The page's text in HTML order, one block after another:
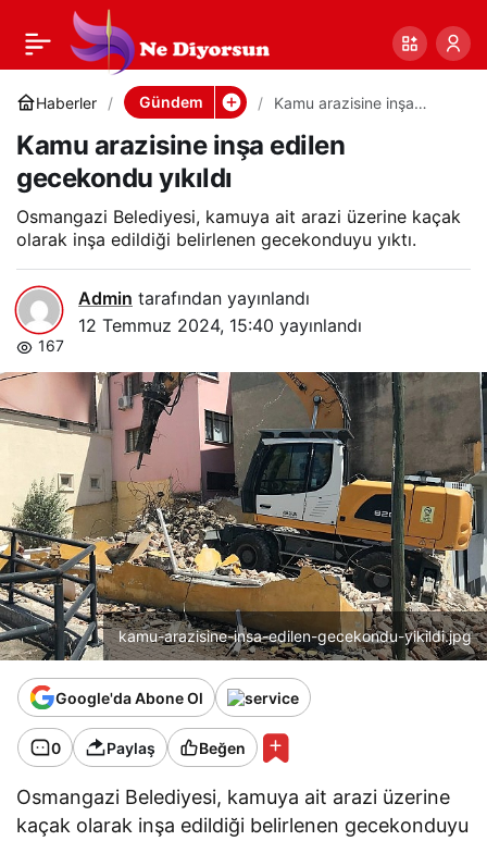
Haberler Gündem
Kamu arazisine inşa
Kamu arazisine inşa edilen
gecekondu yıkıldı
Osmangazi Belediyesi, kamuya ait arazi üzerine kaçak
olarak inşa edildiği belirlenen gecekonduyu yıktı.
Admin tarafından yayınlandı
12 Temmuz 2024, 15:40 yayınlandı
167
kamu-arazisine-insa-edilen-gecekondu-yikildi.jpg
Google'da Abone Ol
0 Paylaş Beğen
Osmangazi Belediyesi, kamuya ait arazi üzerine
kaçak olarak inşa edildiği belirlenen gecekonduyu
Kamu arazisine inşa
edilen gecekondu
yıkıldı
Paylaş